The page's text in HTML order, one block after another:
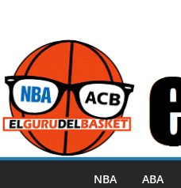
r
l
NBA ABA